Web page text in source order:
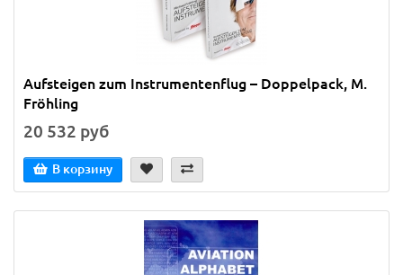
Aufsteigen zum Instrumentenflug – Doppelpack, M.
Fröhling
20 532 руб
В корзину